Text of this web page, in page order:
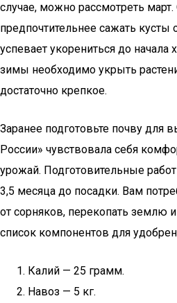
случае, можно рассмотреть
предпочтительнее сажать кусты
успевает укорениться до начала
зимы необходимо укрыть
достаточно крепкое.
Заранее подготовьте почву для
России» чувствовала себя
урожай. Подготовительные
3,5 месяца до посадки. Вам
от сорняков, перекопать землю
список компонентов для
Калий — 25 грамм.
Навоз — 5 кг.